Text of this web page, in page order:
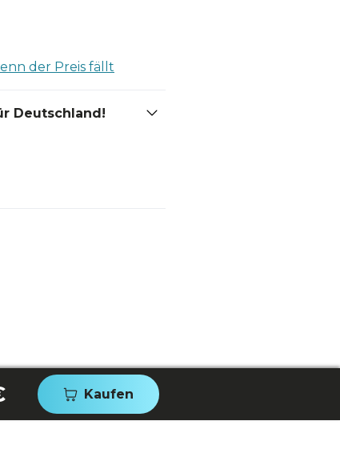
der Preis fällt
Deutschland!
Kaufen